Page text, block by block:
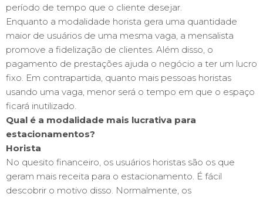
período de tempo que o cliente desejar.
Enquanto a modalidade horista gera uma quantidade
maior de usuários de uma mesma vaga, a mensalista
promove a fidelização de clientes. Além disso, o
pagamento de prestações ajuda o negócio a ter um lucro
fixo. Em contrapartida, quanto mais pessoas horistas
usando uma vaga, menor será o tempo em que o espaço
ficará inutilizado.
Qual é a modalidade mais lucrativa para
estacionamentos?
Horista
No quesito financeiro, os usuários horistas são os que
geram mais receita para o estacionamento. É fácil
descobrir o motivo disso. Normalmente, os